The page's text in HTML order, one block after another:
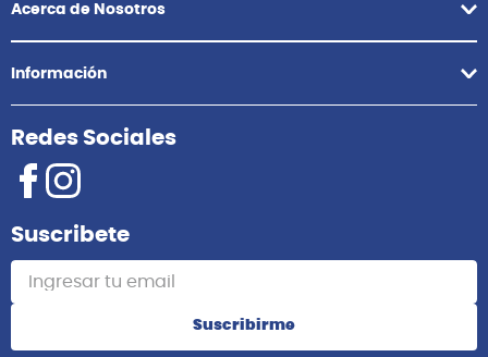
Acerca de Nosotros
Información
Redes Sociales
Suscribete
Suscribirme